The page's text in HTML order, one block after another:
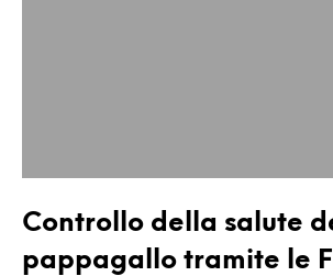
Controllo della salute
pappagallo tramite le